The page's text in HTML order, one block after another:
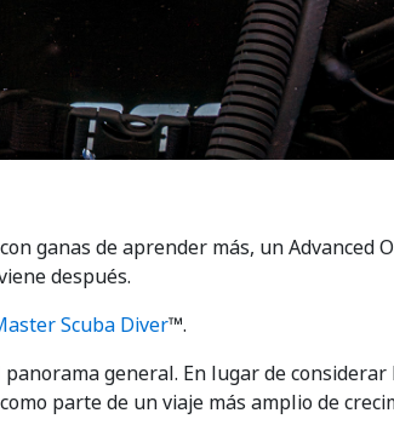
ganas de aprender más, un Advanced
después.
Scuba Diver™.
general. En lugar de considerar
parte de un viaje más amplio de